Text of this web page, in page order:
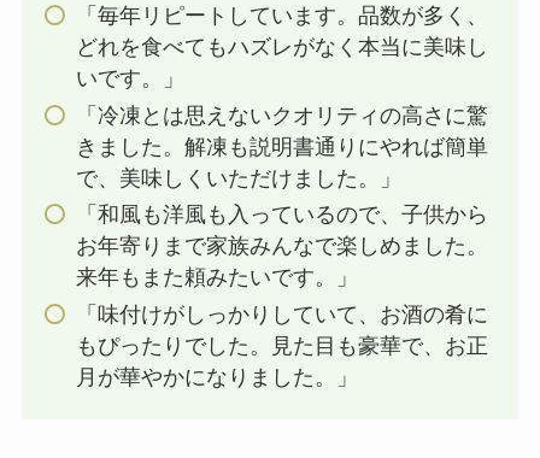
「毎年リピートしています。品数が多く、
どれを食べてもハズレがなく本当に美味し
いです。」
「冷凍とは思えないクオリティの高さに驚
きました。解凍も説明書通りにやれば簡単
で、美味しくいただけました。」
「和風も洋風も入っているので、子供から
お年寄りまで家族みんなで楽しめました。
来年もまた頼みたいです。」
「味付けがしっかりしていて、お酒の肴に
もぴったりでした。見た目も豪華で、お正
月が華やかになりました。」